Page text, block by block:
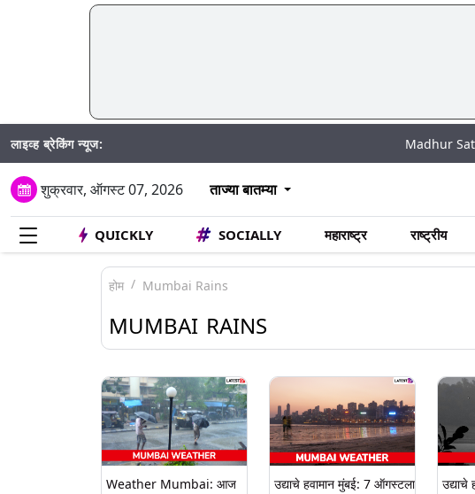
लाइव्ह ब्रेकिंग न्यूज: Madhur Satta Matka:
शुक्रवार, ऑगस्ट 07, 2026 ताज्या बातम्या
QUICKLY SOCIALLY महाराष्ट्र राष्ट्रीय
होम Mumbai Rains
MUMBAI RAINS
Weather Mumbai: आज
उद्याचे हवामान मुंबई: 7 ऑगस्टला
उद्याचे